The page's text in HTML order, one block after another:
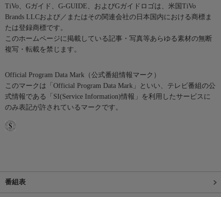
TiVo、Gガイド、G-GUIDE、およびGガイドロゴは、米国TiVo
Brands LLCおよび／またはその関連会社の日本国内における商標ま
たは登録商標です。
このホームページに掲載している記事・写真等あらゆる素材の無断
複写・転載を禁じます。
Official Program Data Mark（公式番組情報マーク）
このマークは「Official Program Data Mark」といい、テレビ番組の公
式情報である「SI(Service Information)情報」を利用したサービスに
のみ表記が許されているマークです。
番組表